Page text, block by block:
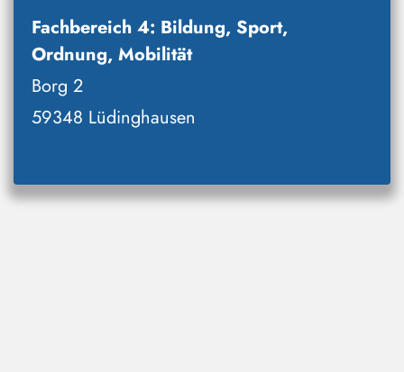
Fachbereich 4: Bildung, Sport,
Ordnung, Mobilität
Borg 2
59348 Lüdinghausen